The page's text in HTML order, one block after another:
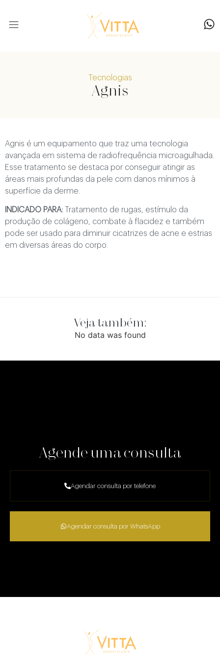
Tecnologias
Agnis
Agnis é um equipamento que traz uma tecnologia
avançada em sistema de radiofrequência microagulhada.
Esse tratamento se destaca por conseguir atingir as
áreas mais profundas da pele com danos mínimos à
superfície da derme.
INDICADO PARA: Tratamento de rugas, estímulo da
produção de colágeno, combate à flacidez e também
pode ser usado para diminuir cicatrizes de acne e estrias
em diversas áreas do corpo.
Veja também:
No data was found
Agende uma consulta
Agendar consulta por WhatsApp
Agendar consulta por telefone